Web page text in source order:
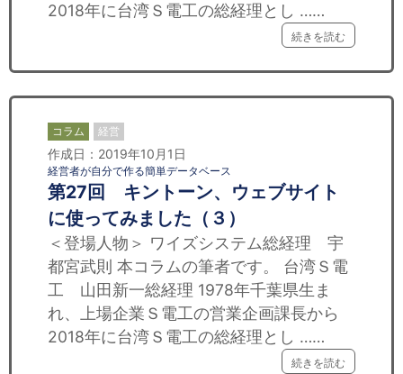
2018年に台湾Ｓ電工の総経理とし ……
続きを読む
コラム 経営
作成日：2019年10月1日
経営者が自分で作る簡単データベース
第27回 キントーン、ウェブサイト
に使ってみました（３）
＜登場人物＞ ワイズシステム総経理 宇
都宮武則 本コラムの筆者です。 台湾Ｓ電
工 山田新一総経理 1978年千葉県生ま
れ、上場企業Ｓ電工の営業企画課長から
2018年に台湾Ｓ電工の総経理とし ……
続きを読む